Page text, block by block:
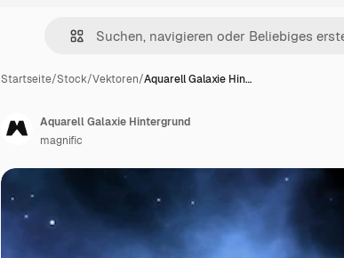
Startseite/Stock/Vektoren/Aquarell Galaxie Hin…
Aquarell Galaxie Hintergrund
magnific